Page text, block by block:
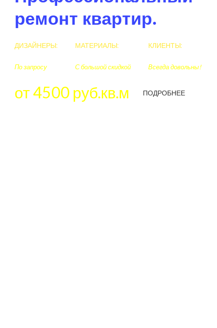
ремонт квартир.
ДИЗАЙНЕРЫ:
По запросу
МАТЕРИАЛЫ:
С большой скидкой
КЛИЕНТЫ:
Всегда довольны!
от 4500 руб.кв.м ПОДРОБНЕЕ